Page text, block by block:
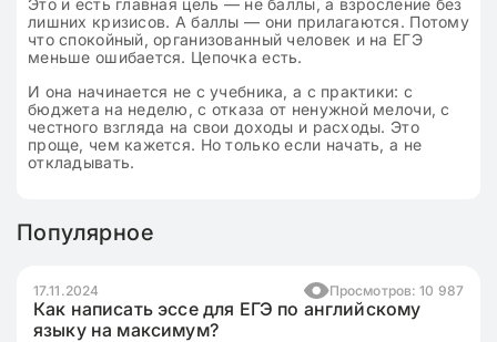
Это и есть главная цель — не баллы, а взросление без
лишних кризисов. А баллы — они прилагаются. Потому
что спокойный, организованный человек и на ЕГЭ
меньше ошибается. Цепочка есть.
И она начинается не с учебника, а с практики: с
бюджета на неделю, с отказа от ненужной мелочи, с
честного взгляда на свои доходы и расходы. Это
проще, чем кажется. Но только если начать, а не
откладывать.
Популярное
17.11.2024 Просмотров: 10 987
Как написать эссе для ЕГЭ по английскому
языку на максимум?